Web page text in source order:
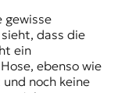
gewisse
dass die
ein
ebenso wie
noch keine